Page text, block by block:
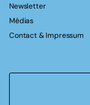
Newsletter
Médias
Contact & Impressum